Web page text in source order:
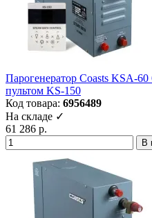
Парогенератор Coasts KSA-
пультом KS-150
Код товара: 6956489
На складе ✓
61 286 р.
В